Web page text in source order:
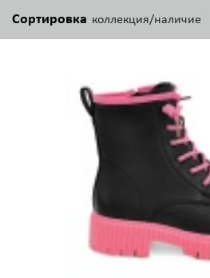
Сортировка коллекция/наличие